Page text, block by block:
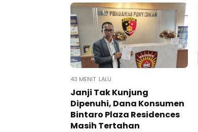
43 MENIT LALU
Janji Tak Kunjung
Dipenuhi, Dana Konsumen
Bintaro Plaza Residences
Masih Tertahan